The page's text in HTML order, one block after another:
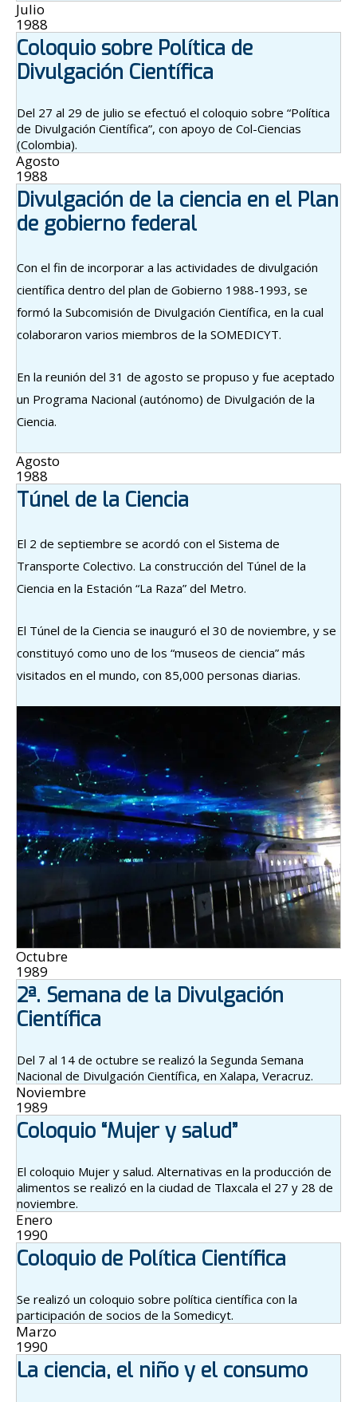
Julio
1988
Coloquio sobre Política de
Divulgación Científica
Del 27 al 29 de julio se efectuó el coloquio sobre “Política
de Divulgación Científica”, con apoyo de Col-Ciencias
(Colombia).
Agosto
1988
Divulgación de la ciencia en el Plan
de gobierno federal
Con el fin de incorporar a las actividades de divulgación
científica dentro del plan de Gobierno 1988-1993, se
formó la Subcomisión de Divulgación Científica, en la cual
colaboraron varios miembros de la SOMEDICYT.
En la reunión del 31 de agosto se propuso y fue aceptado
un Programa Nacional (autónomo) de Divulgación de la
Ciencia.
Agosto
1988
Túnel de la Ciencia
El 2 de septiembre se acordó con el Sistema de
Transporte Colectivo. La construcción del Túnel de la
Ciencia en la Estación “La Raza” del Metro.
El Túnel de la Ciencia se inauguró el 30 de noviembre, y se
constituyó como uno de los “museos de ciencia” más
visitados en el mundo, con 85,000 personas diarias.
Octubre
1989
2ª. Semana de la Divulgación
Científica
Del 7 al 14 de octubre se realizó la Segunda Semana
Nacional de Divulgación Científica, en Xalapa, Veracruz.
Noviembre
1989
Coloquio “Mujer y salud”
El coloquio Mujer y salud. Alternativas en la producción de
alimentos se realizó en la ciudad de Tlaxcala el 27 y 28 de
noviembre.
Enero
1990
Coloquio de Política Científica
Se realizó un coloquio sobre política científica con la
participación de socios de la Somedicyt.
Marzo
1990
La ciencia, el niño y el consumo